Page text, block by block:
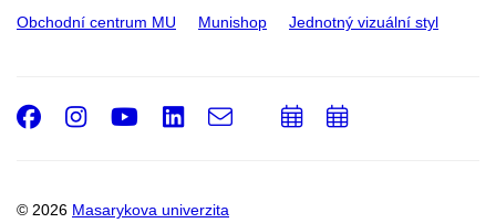
Obchodní centrum MU Munishop Jednotný vizuální styl
© 2026 Masarykova univerzita
Facebook
Instagram
Youtube
LinkedIn
e-
PřidatPřidat